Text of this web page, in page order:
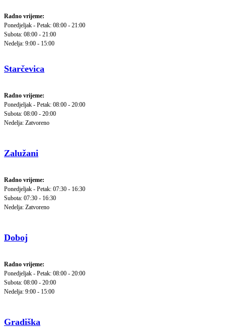
Radno vrijeme:
Ponedjeljak - Petak: 08:00 - 21:00
Subota: 08:00 - 21:00
Nedelja: 9:00 - 15:00
Starčevica
Radno vrijeme:
Ponedjeljak - Petak: 08:00 - 20:00
Subota: 08:00 - 20:00
Nedelja: Zatvoreno
Zalužani
Radno vrijeme:
Ponedjeljak - Petak: 07:30 - 16:30
Subota: 07:30 - 16:30
Nedelja: Zatvoreno
Doboj
Radno vrijeme:
Ponedjeljak - Petak: 08:00 - 20:00
Subota: 08:00 - 20:00
Nedelja: 9:00 - 15:00
Gradiška